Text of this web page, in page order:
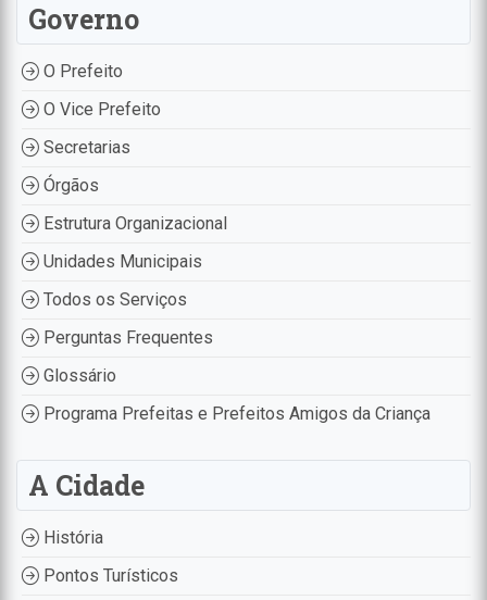
Governo
O Prefeito
O Vice Prefeito
Secretarias
Órgãos
Estrutura Organizacional
Unidades Municipais
Todos os Serviços
Perguntas Frequentes
Glossário
Programa Prefeitas e Prefeitos Amigos da Criança
A Cidade
História
Pontos Turísticos